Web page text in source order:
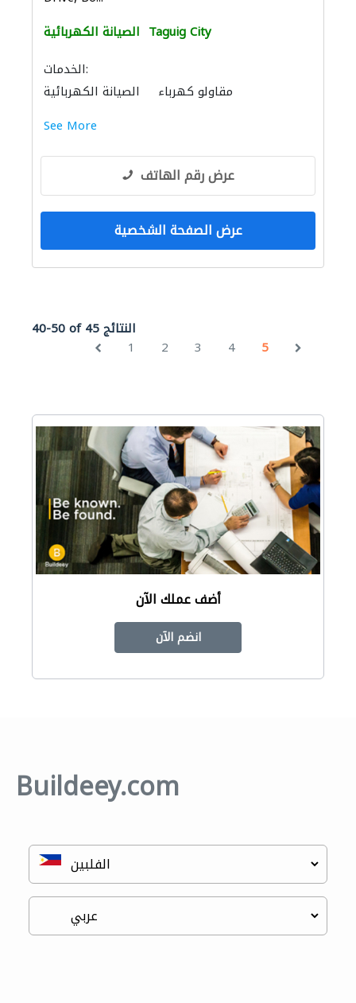
الصيانة الكهربائية Taguig City
الخدمات:
الصيانة الكهربائية
مقاولو كهرباء
See More
عرض رقم الهاتف
عرض الصفحة الشخصية
40-50 of 45 النتائج
1
2 3 4 5
أضف عملك الآن
انضم الآن
Buildeey.com